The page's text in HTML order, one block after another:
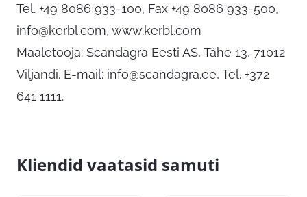
Tel. +49 8086 933-100, Fax +49 8086 933-500,
info@kerbl.com, www.kerbl.com
Maaletooja: Scandagra Eesti AS, Tähe 13, 71012
Viljandi. E-mail: info@scandagra.ee, Tel. +372
641 1111.
Kliendid vaatasid samuti